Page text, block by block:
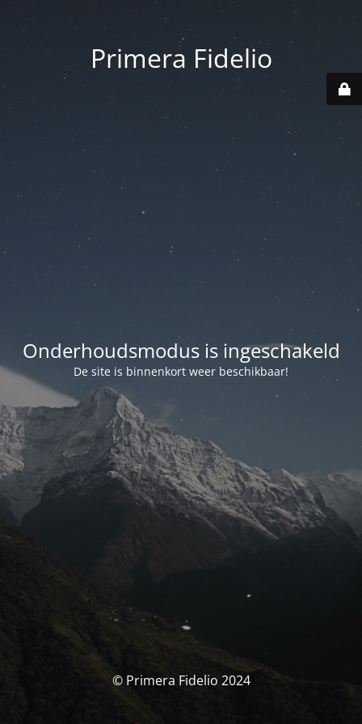
Primera Fidelio
Onderhoudsmodus is ingeschakeld
De site is binnenkort weer beschikbaar!
© Primera Fidelio 2024